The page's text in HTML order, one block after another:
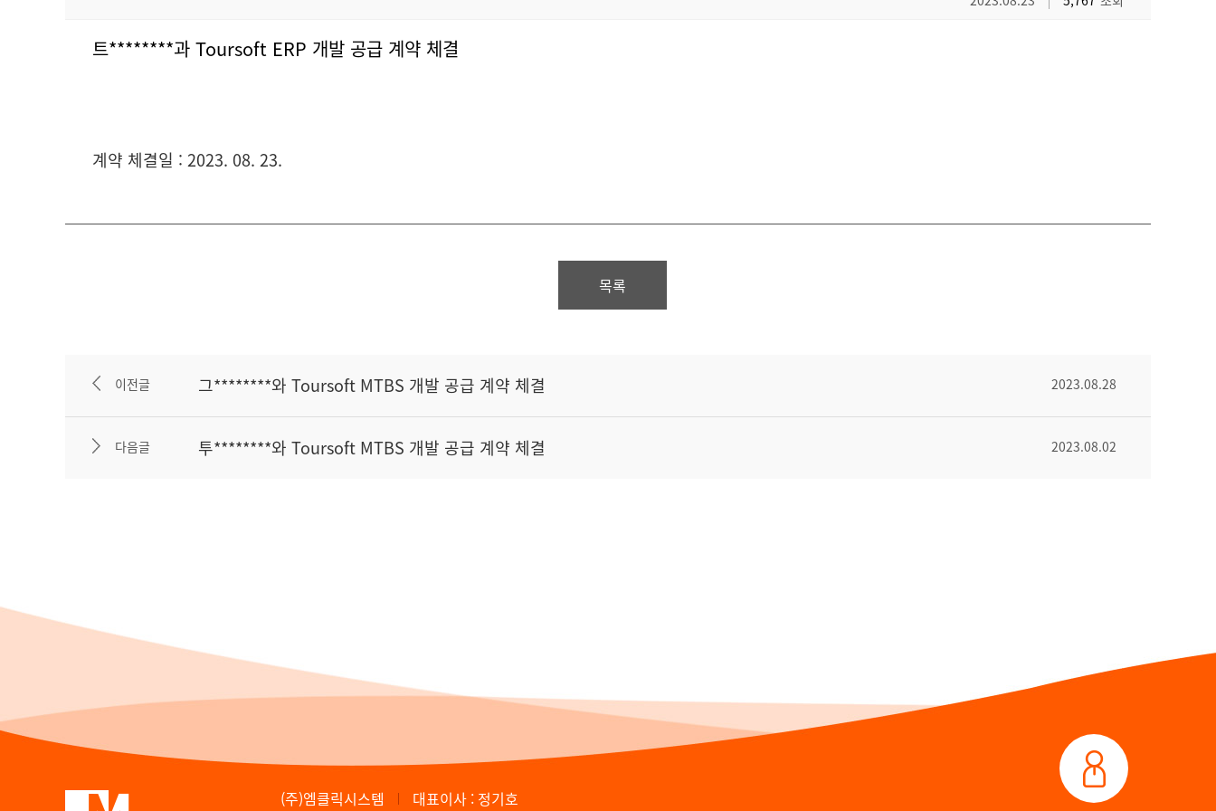
트********과 Toursoft ERP 개발 공급 계약 체결
계약 체결일 : 2023. 08. 23.
목록
이전글 그********와 Toursoft MTBS 개발 공급 계약 체결 2023.08.28
다음글 투********와 Toursoft MTBS 개발 공급 계약 체결 2023.08.02
(주)엠클릭시스템 대표이사 : 정기호